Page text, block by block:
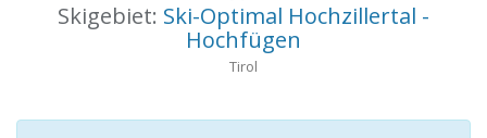
Skigebiet: Ski-Optimal Hochzillertal -
Hochfügen
Tirol